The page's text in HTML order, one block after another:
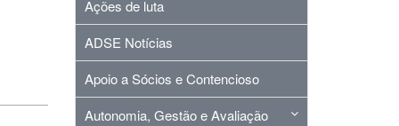
Ações de luta
ADSE Notícias
Apoio a Sócios e Contencioso
Autonomia, Gestão e Avaliação